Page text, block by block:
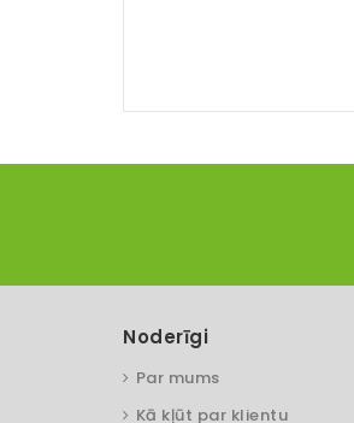
Noderīgi
Par mums
Kā kļūt par klientu